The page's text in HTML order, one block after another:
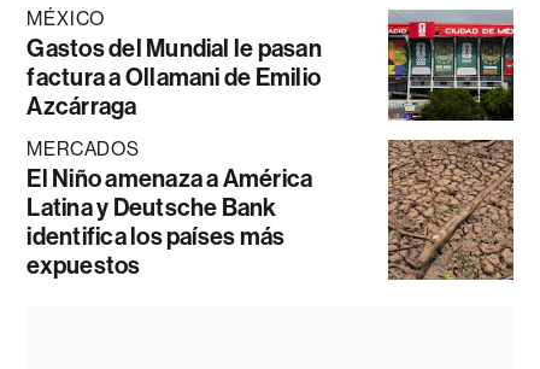
MÉXICO
Gastos del Mundial le pasan
factura a Ollamani de Emilio
Azcárraga
MERCADOS
El Niño amenaza a América
Latina y Deutsche Bank
identifica los países más
expuestos